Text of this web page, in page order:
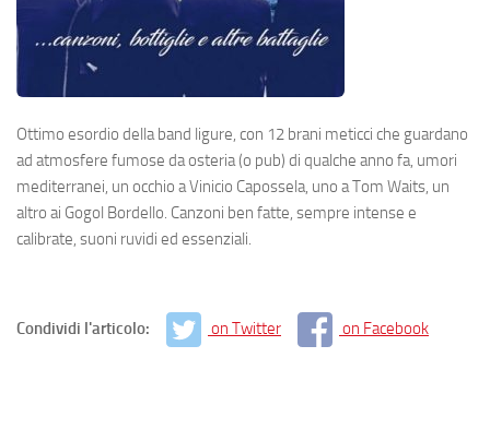
Ottimo esordio della band ligure, con 12 brani meticci che guardano
ad atmosfere fumose da osteria (o pub) di qualche anno fa, umori
mediterranei, un occhio a Vinicio Capossela, uno a Tom Waits, un
altro ai Gogol Bordello. Canzoni ben fatte, sempre intense e
calibrate, suoni ruvidi ed essenziali.
Condividi l'articolo: on Twitter on Facebook